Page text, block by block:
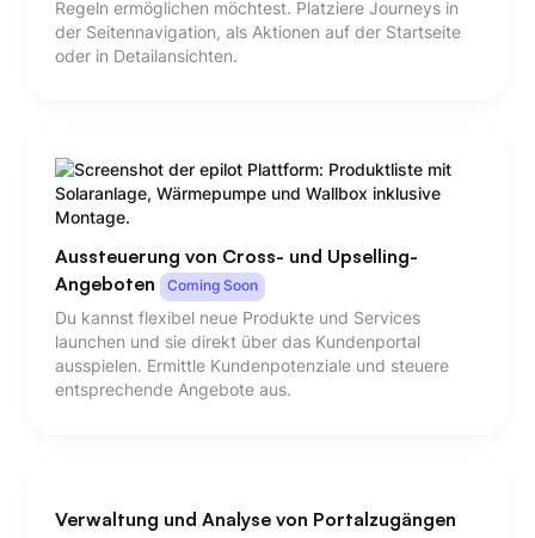
Regeln ermöglichen möchtest. Platziere Journeys in
der Seitennavigation, als Aktionen auf der Startseite
oder in Detailansichten.
Aussteuerung von Cross- und Upselling-
Angeboten
Coming Soon
Du kannst flexibel neue Produkte und Services
launchen und sie direkt über das Kundenportal
ausspielen. Ermittle Kundenpotenziale und steuere
entsprechende Angebote aus.
Verwaltung und Analyse von Portalzugängen